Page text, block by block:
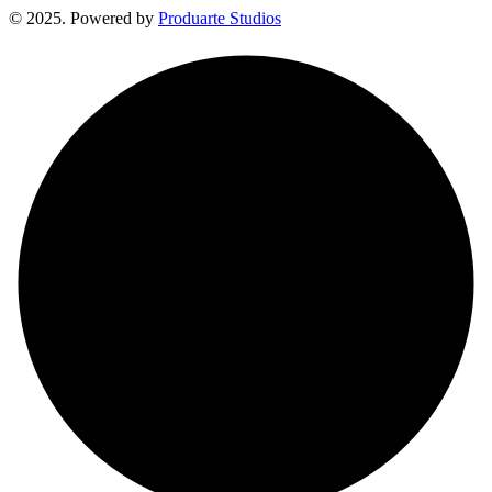
© 2025. Powered by Produarte Studios